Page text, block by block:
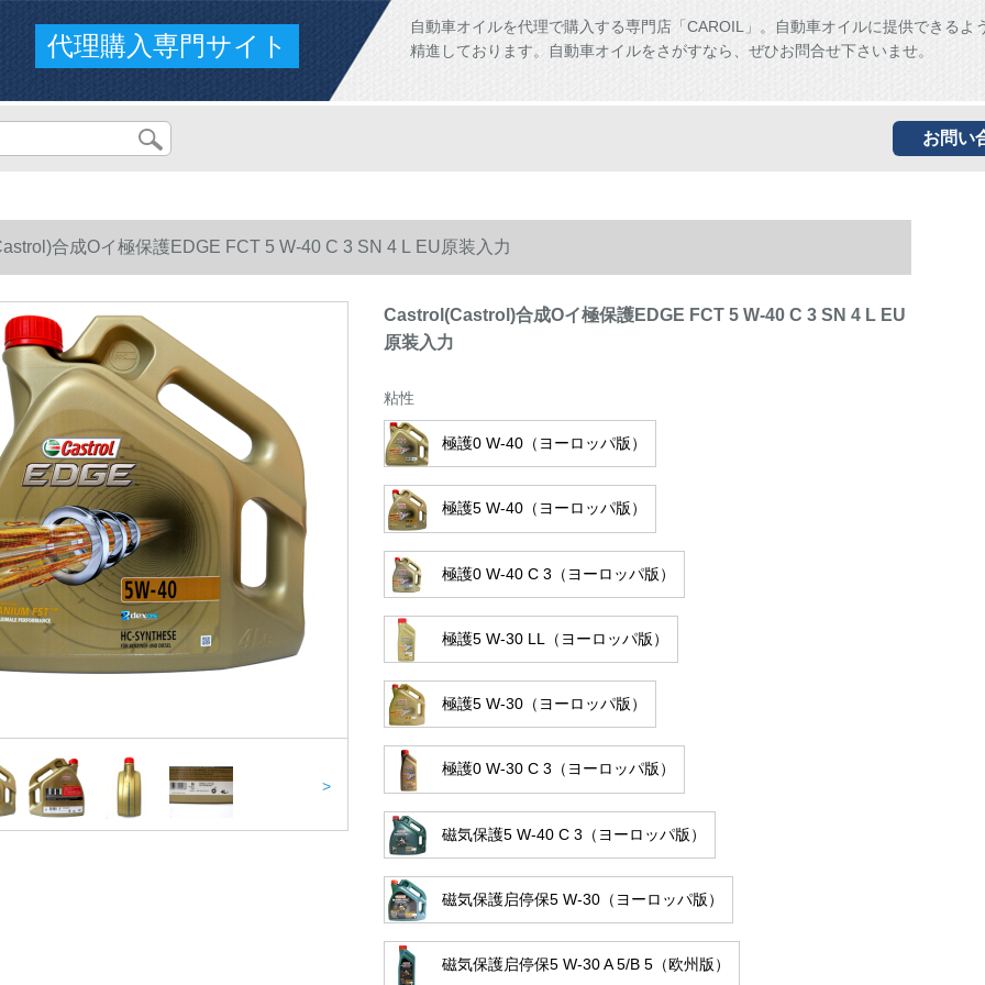
代理購入専門サイト
自動車オイルを代理で購入する専門店「CAROIL」。自動車オイルに提供できるよ
精進しております。自動車オイルをさがすなら、ぜひお問合せ下さいませ。
お問い
合成Oイ極保護EDGE FCT 5 W-40 C 3 SN 4 L EU原装入力
>
Castrol(Castrol)合成Oイ極保護EDGE FCT 5 W-40 C 3 SN 4 L EU
原装入力
粘性
極護0 W-40（ヨーロッパ版）
極護5 W-40（ヨーロッパ版）
極護0 W-40 C 3（ヨーロッパ版）
極護5 W-30 LL（ヨーロッパ版）
極護5 W-30（ヨーロッパ版）
極護0 W-30 C 3（ヨーロッパ版）
磁気保護5 W-40 C 3（ヨーロッパ版）
磁気保護启停保5 W-30（ヨーロッパ版）
磁気保護启停保5 W-30 A 5/B 5（欧州版）